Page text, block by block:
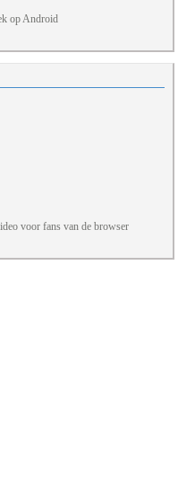
op Android
voor fans van de browser